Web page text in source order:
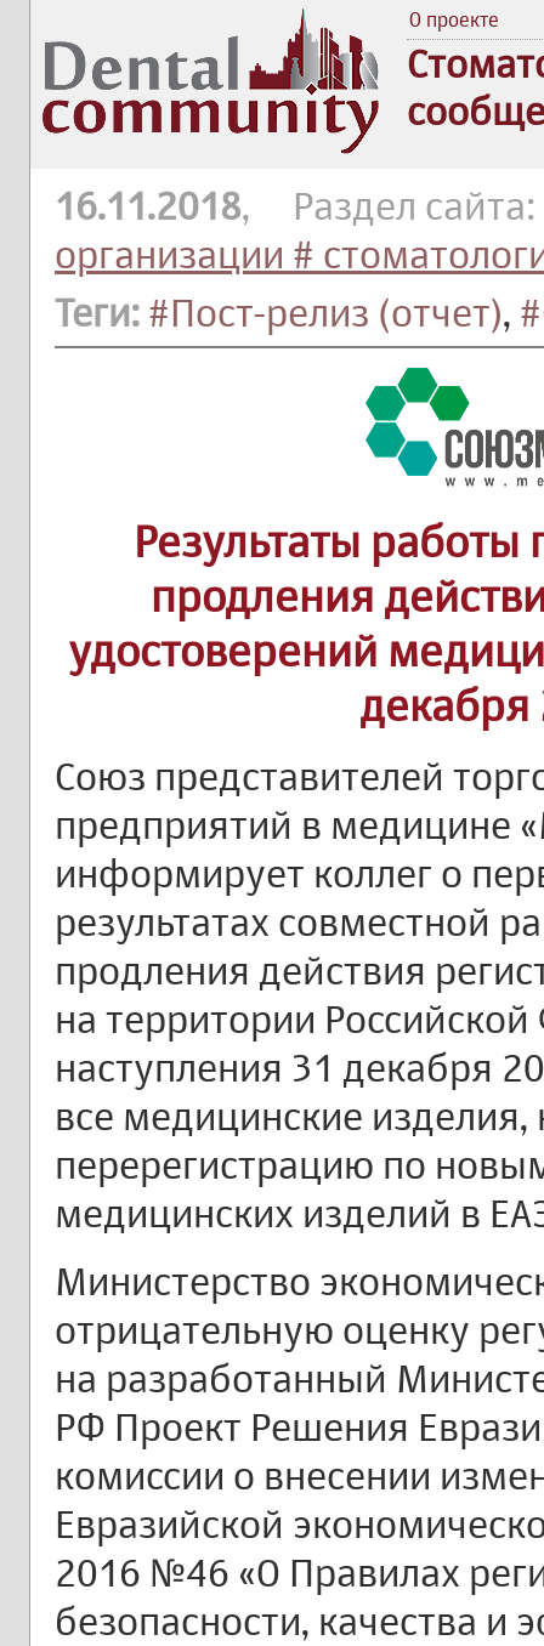
О проекте
16.11.2018, Раздел сайта:
организации #
Теги: #Пост-релиз (отчет),
Результаты
продления
удостоверений
декабря
Союз представителей
предприятий в медицине
информирует коллег о
результатах совместной
продления действия
на территории
наступления 31 декабря
все медицинские
перерегистрацию по
медицинских изделий в
Министерство
отрицательную оценку
на разработанный
РФ Проект Решения
комиссии о внесении
Евразийской
2016 №46 «О Правилах
безопасности, качества и